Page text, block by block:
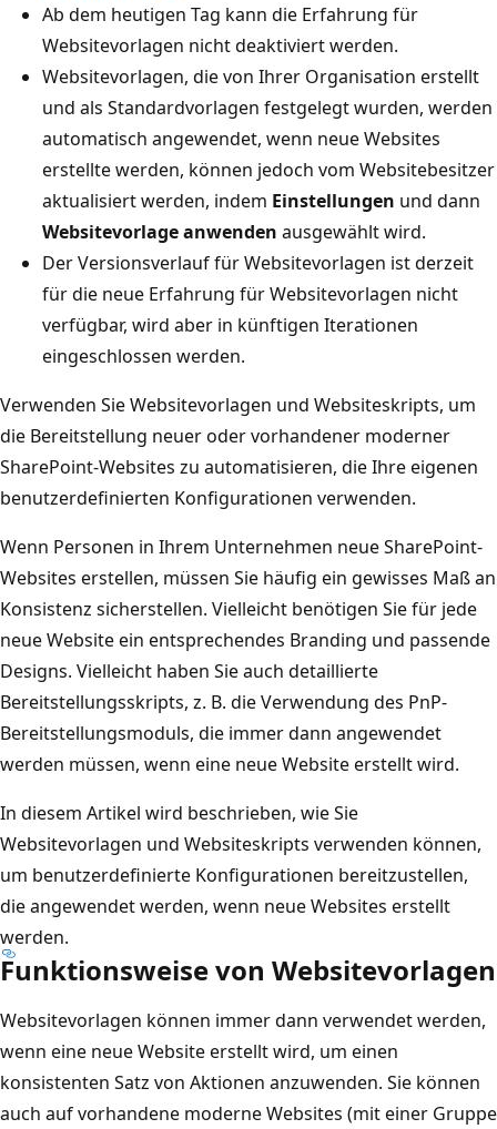
Ab dem heutigen Tag kann die Erfahrung für
Websitevorlagen nicht deaktiviert werden.
Websitevorlagen, die von Ihrer Organisation erstellt
und als Standardvorlagen festgelegt wurden, werden
automatisch angewendet, wenn neue Websites
erstellte werden, können jedoch vom Websitebesitzer
aktualisiert werden, indem Einstellungen und dann
Websitevorlage anwenden ausgewählt wird.
Der Versionsverlauf für Websitevorlagen ist derzeit
für die neue Erfahrung für Websitevorlagen nicht
verfügbar, wird aber in künftigen Iterationen
eingeschlossen werden.
Verwenden Sie Websitevorlagen und Websiteskripts, um
die Bereitstellung neuer oder vorhandener moderner
SharePoint-Websites zu automatisieren, die Ihre eigenen
benutzerdefinierten Konfigurationen verwenden.
Wenn Personen in Ihrem Unternehmen neue SharePoint-
Websites erstellen, müssen Sie häufig ein gewisses Maß an
Konsistenz sicherstellen. Vielleicht benötigen Sie für jede
neue Website ein entsprechendes Branding und passende
Designs. Vielleicht haben Sie auch detaillierte
Bereitstellungsskripts, z. B. die Verwendung des PnP-
Bereitstellungsmoduls, die immer dann angewendet
werden müssen, wenn eine neue Website erstellt wird.
In diesem Artikel wird beschrieben, wie Sie
Websitevorlagen und Websiteskripts verwenden können,
um benutzerdefinierte Konfigurationen bereitzustellen,
die angewendet werden, wenn neue Websites erstellt
werden.
Funktionsweise von Websitevorlagen
Websitevorlagen können immer dann verwendet werden,
wenn eine neue Website erstellt wird, um einen
konsistenten Satz von Aktionen anzuwenden. Sie können
auch auf vorhandene moderne Websites (mit einer Gruppe